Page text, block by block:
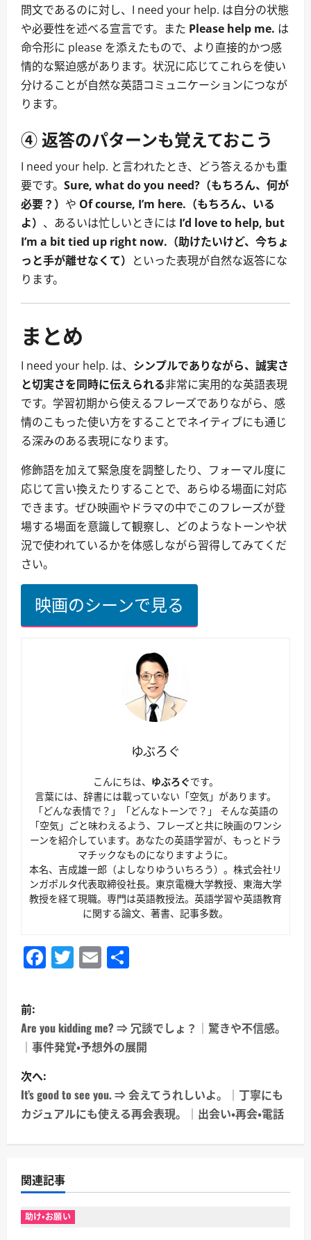
問文であるのに対し、I need your help. は自分の状態
や必要性を述べる宣言です。また Please help me. は
命令形に please を添えたもので、より直接的かつ感
情的な緊迫感があります。状況に応じてこれらを使い
分けることが自然な英語コミュニケーションにつなが
ります。
④ 返答のパターンも覚えておこう
I need your help. と言われたとき、どう答えるかも重
要です。 Sure, what do you need?（もちろん、何が
必要？） や Of course, I’m here.（もちろん、いる
よ） 、あるいは忙しいときには I’d love to help, but
I’m a bit tied up right now.（助けたいけど、今ちょ
っと手が離せなくて） といった表現が自然な返答にな
ります。
まとめ
I need your help. は、 シンプルでありながら、誠実さ
と切実さを同時に伝えられる非常に実用的な英語表現
です。学習初期から使えるフレーズでありながら、感
情のこもった使い方をすることでネイティブにも通じ
る深みのある表現になります。
修飾語を加えて緊急度を調整したり、フォーマル度に
応じて言い換えたりすることで、あらゆる場面に対応
できます。ぜひ映画やドラマの中でこのフレーズが登
場する場面を意識して観察し、どのようなトーンや状
況で使われているかを体感しながら習得してみてくだ
さい。
映画のシーンで見る
ゆぶろぐ
こんにちは、 ゆぶろぐです。
言葉には、辞書には載っていない「空気」があります。
「どんな表情で？」「どんなトーンで？」 そんな英語の
「空気」ごと味わえるよう、フレーズと共に映画のワンシ
ーンを紹介しています。あなたの英語学習が、もっとドラ
マチックなものになりますように。
本名、吉成雄一郎（よしなりゆういちろう）。株式会社リ
ンガポルタ代表取締役社長。東京電機大学教授、東海大学
教授を経て現職。専門は英語教授法。英語学習や英語教育
に関する論文、著書、記事多数。
Facebook
Twitter
Email
投
稿
ナ
ビ
ゲ
ー
シ
ョ
前:
Are you kidding me? ⇒ 冗談でしょ？｜驚きや不信感。
｜事件発覚・予想外の展開
次へ:
It’s good to see you. ⇒ 会えてうれしいよ。｜丁寧にも
カジュアルにも使える再会表現。｜出会い・再会・電話
関連記事
助け・お願い